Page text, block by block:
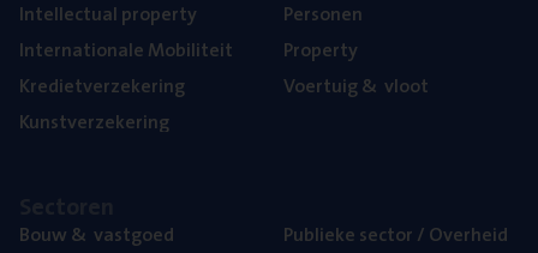
Intel­lec­tu­al property
Inter­na­ti­o­na­le Mobiliteit
Kre­diet­ver­ze­ke­ring
Kunst­ver­ze­ke­ring
Per­so­nen
Pro­per­ty
Voer­tuig& vloot
Bouw& vastgoed
Publie­ke sec­tor / Overheid